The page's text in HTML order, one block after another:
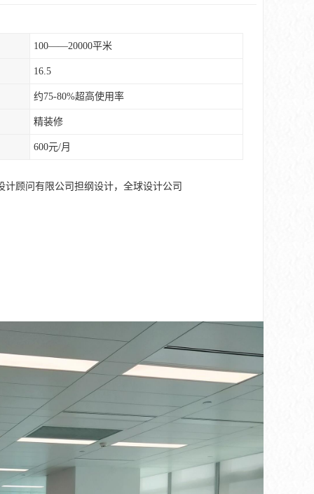
100——20000平米
16.5
约75-80%超高使用率
精装修
600元/月
顾问有限公司担纲设计，全球设计公司